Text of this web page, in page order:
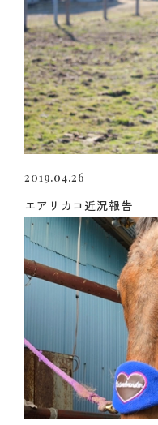
2019.04.26
エアリカコ近況報告